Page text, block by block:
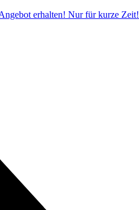
erhalten! Nur für kurze Zeit!